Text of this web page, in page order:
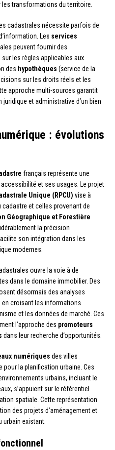
transformations du territoire.
cadastrales nécessite parfois de
Les services
peuvent fournir des
les règles applicables aux
des hypothèques (service de la
sur les droits réels et les
approche multi-sources garantit
et administrative d’un bien
: évolutions
français représente une
et ses usages. Le projet
Unique (RPCU) vise à
et celles provenant de
Géographique et Forestière
la précision
son intégration dans les
modernes.
ouvre la voie à de
dans le domaine immobilier. Des
désormais des analyses
croisant les informations
et les données de marché. Ces
l’approche des promoteurs
dans leur recherche d’opportunités.
numériques des villes
la planification urbaine. Ces
urbains, incluant le
s’appuient sur le référentiel
spatiale. Cette représentation
des projets d’aménagement et
urbain existant.